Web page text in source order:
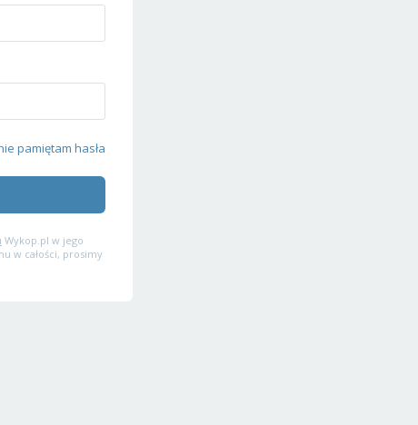
pamiętam hasła
Wykop.pl w jego
w całości, prosimy